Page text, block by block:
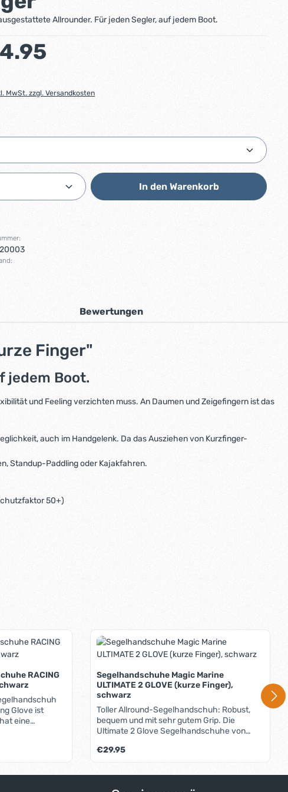
Allrounder. Für jeden Segler, auf jedem Boot.
Preis:
MwSt. zzgl. Versandkosten
Anzahl: Gib den gewünschten Wert ein
In den Warenkorb
Bewertungen
Finger"
jedem Boot.
und Feeling verzichten muss. An Daumen und Zeigefingern ist das
auch im Handgelenk. Da das Ausziehen von Kurzfinger-
Standup-Paddling oder Kajakfahren.
50+)
RACING
Glove ist
eine
mit
vernäht
Fingern ist
Segelhandschuhe Magic Marine
ULTIMATE 2 GLOVE (kurze Finger),
schwarz
Toller Allround-Segelhandschuh: Robust,
bequem und mit sehr gutem Grip. Die
Ultimate 2 Glove Segelhandschuhe von
verschiedensten HiTech-Materialien
gefertigt: Die Handoberfläche besteht aus
einem elastischen 4-Wege-Nylon-Stretch,
Regulärer Preis:
€29.95